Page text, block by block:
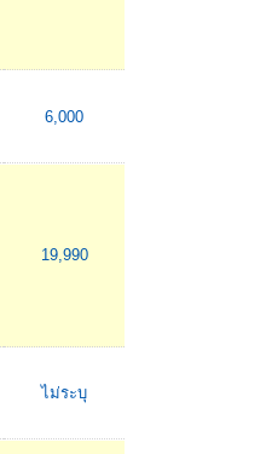
6,000
19,990
ไม่ระบุ